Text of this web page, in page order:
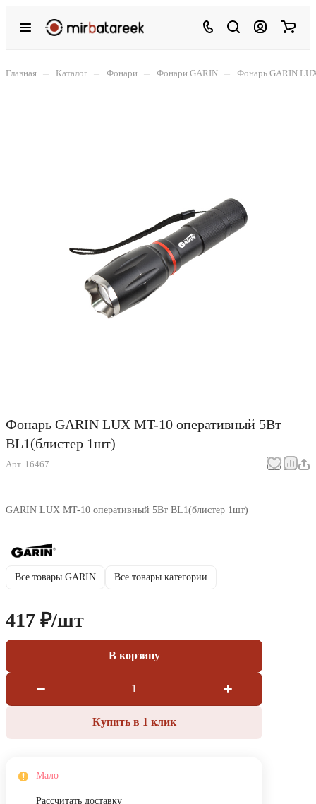
Главная – Каталог – Фонари – Фонари GARIN – Фонарь GARIN
Фонарь GARIN LUX MT-10 оперативный 5Вт
BL1(блистер 1шт)
Арт. 16467
GARIN LUX MT-10 оперативный 5Вт BL1(блистер 1шт)
Все товары GARIN Все товары категории
417 ₽/шт
В корзину
Купить в 1 клик
Мало
Рассчитать доставку